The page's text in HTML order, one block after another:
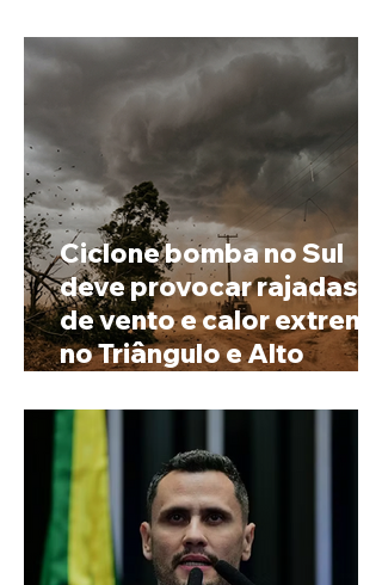
prenome
Ciclone bomba no Sul
deve provocar rajadas
de vento e calor extremo
no Triângulo e Alto